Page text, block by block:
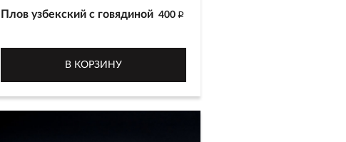
400 p
Плов узбекский с говядиной
лазер, говядины, красной и
350 г
В КОРЗИНУ